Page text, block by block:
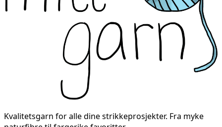
Kvalitetsgarn for alle dine strikkeprosjekter. Fra myke